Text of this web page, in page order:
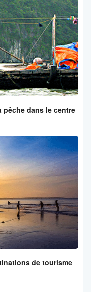
pêche dans le centre
de tourisme